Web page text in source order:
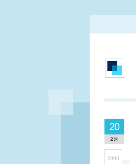
20
2月
2008